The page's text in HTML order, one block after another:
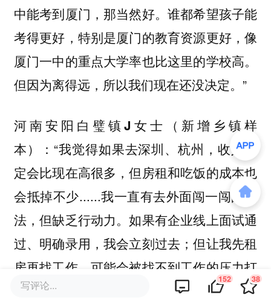
中能考到厦门，那当然好。谁都希望孩子能
考得更好，特别是厦门的教育资源更好，像
厦门一中的重点大学率也比这里的学校高。
但因为离得远，所以我们现在还没决定。”
河南安阳白璧镇J女士（新增乡镇样
本）： “我觉得如果去深圳、杭州，收入肯
定会比现在高很多，但房租和吃饭的成本也
会抵掉不少......我一直有去外面闯一闯的想
法，但缺乏行动力。如果有企业线上面试通
过、明确录用，我会立刻过去；但让我先租
房再找工作，可能会被找不到工作的压力打
击。因为2023年毕业找工作时，发现现实和
写评论... 152 38